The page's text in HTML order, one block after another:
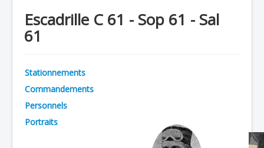
Chronologie
Escadrilles
Avions
Personnels
Formation
Escadrille C 61 - Sop 61 - Sal
61
Stationnements
Commandements
Personnels
Portraits